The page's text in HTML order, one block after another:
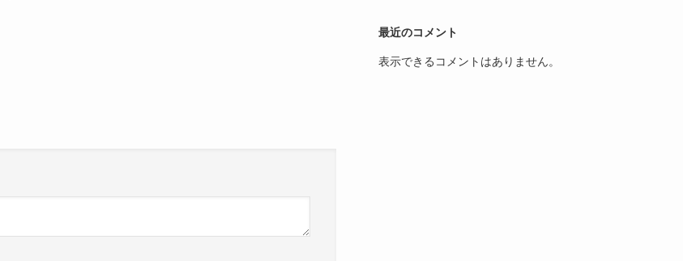
最近のコメント
表示できるコメントはありません。